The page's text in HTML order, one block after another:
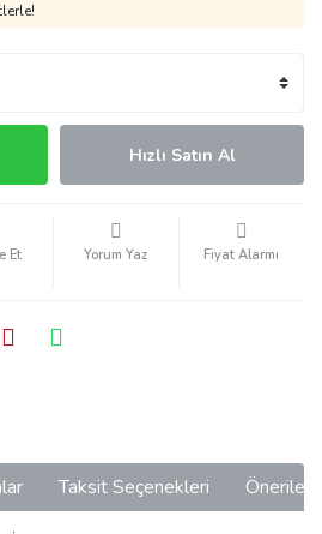
Hızlı Satın Al
Et Yorum Yaz Fiyat Alarmı
Taksit Seçenekleri